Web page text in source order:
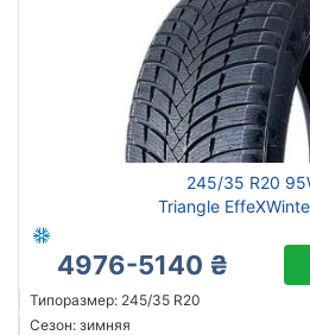
245/35 R20
Triangle
4976-5140 ₴
Типоразмер: 245/35 R20
Сезон: зимняя